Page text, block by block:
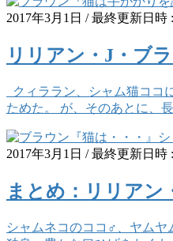
2017年3月1日 / 最終更新日時 :
リリアン・J・ブ
クィララン、シャム猫ココ
ためた。 が、そのあとに
2017年3月1日 / 最終更新日時 :
まとめ：リリアン
シャムネコのココ♂、ヤムヤ